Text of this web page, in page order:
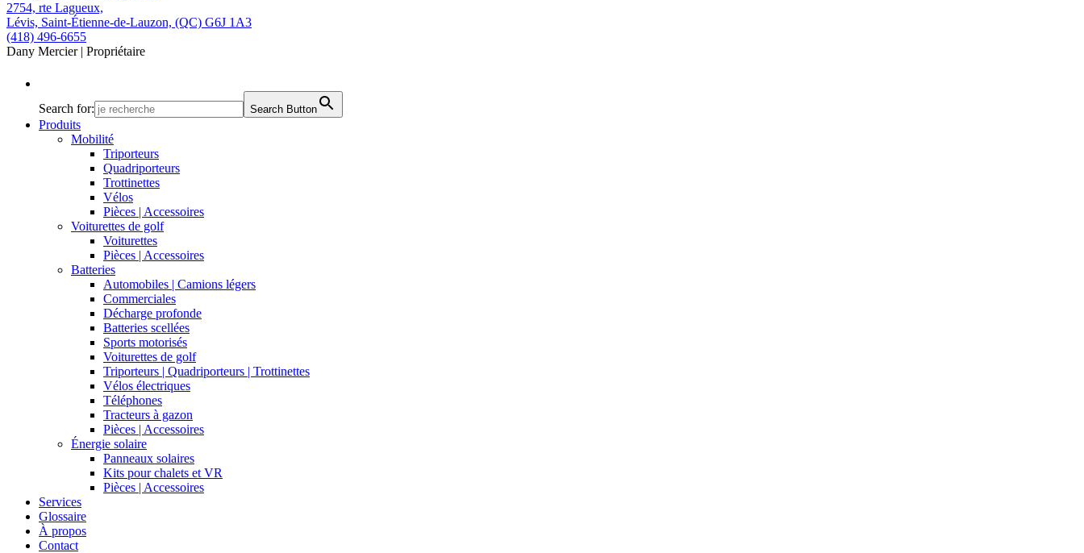
2754, rte Lagueux,
Lévis, Saint-Étienne-de-Lauzon, (QC) G6J 1A3
(418) 496-6655
Dany Mercier| Propriétaire
Search for: Search Button
Produits
Mobilité
Triporteurs
Quadriporteurs
Trottinettes
Vélos
Pièces | Accessoires
Voiturettes de golf
Voiturettes
Pièces | Accessoires
Batteries
Automobiles | Camions légers
Commerciales
Décharge profonde
Batteries scellées
Sports motorisés
Voiturettes de golf
Triporteurs | Quadriporteurs | Trottinettes
Vélos électriques
Téléphones
Tracteurs à gazon
Pièces | Accessoires
Énergie solaire
Panneaux solaires
Kits pour chalets et VR
Pièces | Accessoires
Services
Glossaire
À propos
Contact